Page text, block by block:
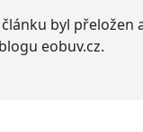
byl přeložen
eobuv.cz.